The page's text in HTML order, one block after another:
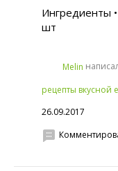
Ингредиенты
шт
Melin
рецепты вкусной
26.09.2017